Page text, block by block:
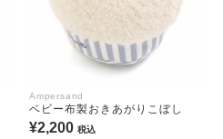
Ampersand
ベビー布製おきあがりこぼし
¥2,200 税込